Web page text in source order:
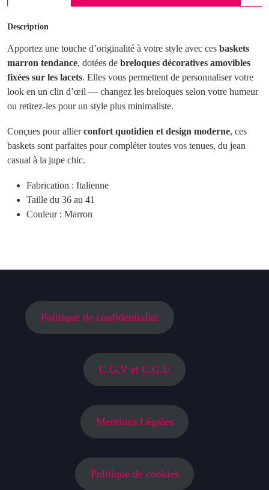
Description
Apportez une touche d’originalité à votre style avec ces baskets
marron tendance, dotées de breloques décoratives amovibles
fixées sur les lacets. Elles vous permettent de personnaliser votre
look en un clin d’œil — changez les breloques selon votre humeur
ou retirez-les pour un style plus minimaliste.
Conçues pour allierconfort quotidien et design moderne, ces
baskets sont parfaites pour compléter toutes vos tenues, du jean
casual à la jupe chic.
Fabrication : Italienne
Taille du 36 au 41
Couleur : Marron
Politique de confidentialité
C.G.V et C.G.U
Mentions Légales
Politique de cookies